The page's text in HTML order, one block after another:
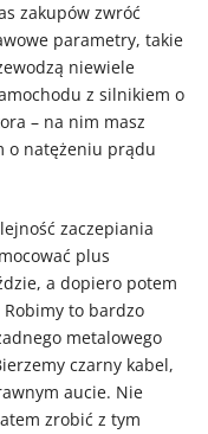
zakupów zwróć
parametry, takie
niewiele
z silnikiem o
– na nim masz
o natężeniu prądu
zaczepiania
plus
a dopiero potem
to bardzo
metalowego
czarny kabel,
aucie. Nie
zrobić z tym